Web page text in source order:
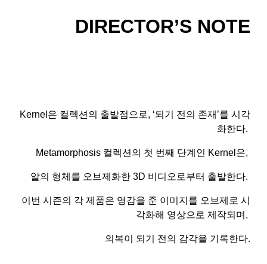
DIRECTOR’S NOTE
Kernel은 컬렉션의 출발점으로, ‘되기 전의 존재’를 시각
화한다.
Metamorphosis 컬렉션의 첫 번째 단계인 Kernel은,
알의 형체를 오브제화한 3D 비디오로부터 출발한다.
이번 시즌의 각 제품은 영감을 준 이미지를 오브제로 시
각화해 영상으로 제작되며,
의복이 되기 전의 감각을 기록한다.